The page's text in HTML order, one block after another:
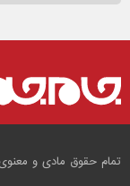
تمام حقوق مادی و